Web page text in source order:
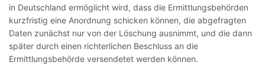
in Deutschland ermöglicht wird, dass die Ermittlungsbehörden
kurzfristig eine Anordnung schicken können, die abgefragten
Daten zunächst nur von der Löschung ausnimmt, und die dann
später durch einen richterlichen Beschluss an die
Ermittlungsbehörde versendetet werden können.